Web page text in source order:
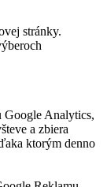
stránky.
Google Analytics,
a zbiera
ktorým denno